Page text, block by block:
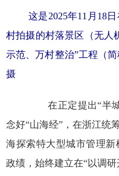
这是2025年11月18
村拍摄的村落景区（无人
示范、万村整治”工程（
摄
在正定提出“半城
念好“山海经”，在浙江统
海探索特大型城市管理
政绩，始终建立在“以调研